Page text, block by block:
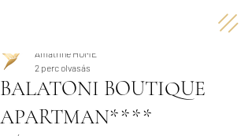
BALATONI BOUTIQUE
APARTMAN****
Amatrine HOME
2 perc olvasás